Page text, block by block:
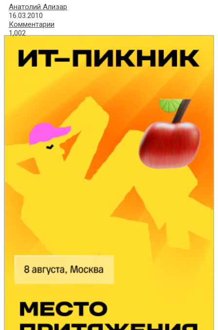
Анатолий Ализар
16.03.2010
Комментарии
1,002